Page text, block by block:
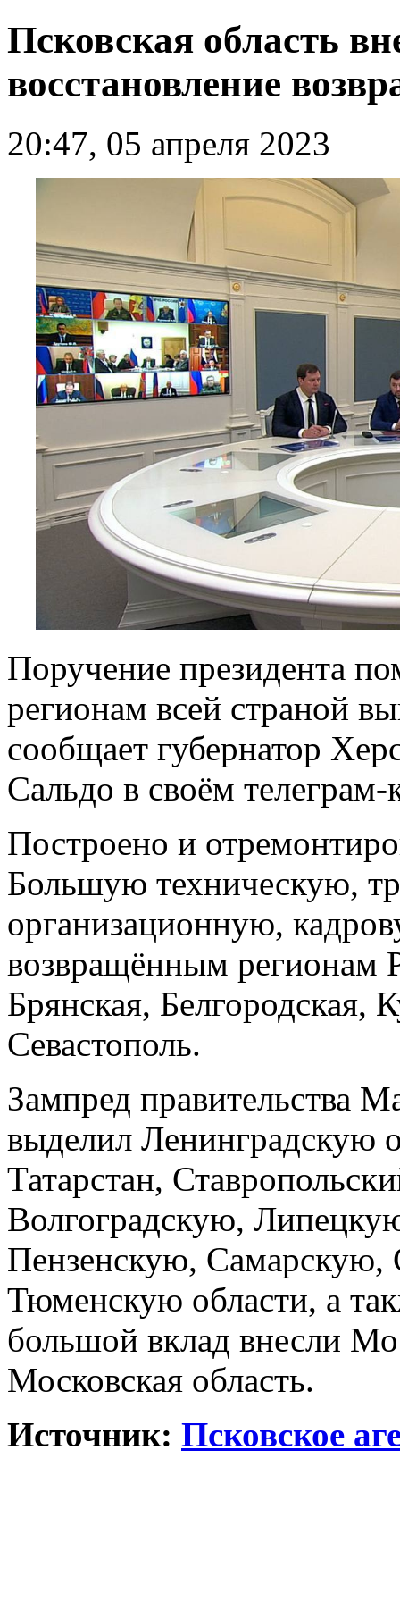
Псковская область
восстановление
20:47, 05 апреля 2023
Поручение президента
регионам всей страной
сообщает губернатор
Сальдо в своём телеграм-
Построено и
Большую техническую,
организационную,
возвращённым регионам
Брянская, Белгородская,
Севастополь.
Зампред правительства
выделил Ленинградскую
Татарстан,
Волгоградскую,
Пензенскую, Самарскую,
Тюменскую области, а
большой вклад внесли
Московская область.
Источник: Псковское